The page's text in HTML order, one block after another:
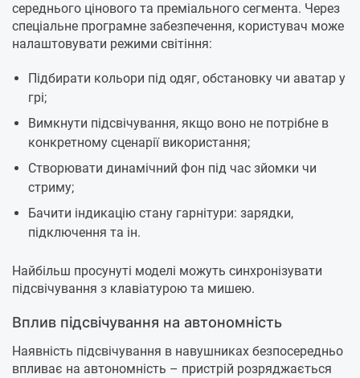
середнього цінового та преміального сегмента. Через
спеціальне програмне забезпечення, користувач може
налаштовувати режими світіння:
Підбирати кольори під одяг, обстановку чи аватар у
грі;
Вимкнути підсвічування, якщо воно не потрібне в
конкретному сценарії використання;
Створювати динамічний фон під час зйомки чи
стриму;
Бачити індикацію стану гарнітури: зарядки,
підключення та ін.
Найбільш просунуті моделі можуть синхронізувати
підсвічування з клавіатурою та мишею.
Вплив підсвічування на автономність
Наявність підсвічування в навушниках безпосередньо
впливає на автономність – пристрій розряджається